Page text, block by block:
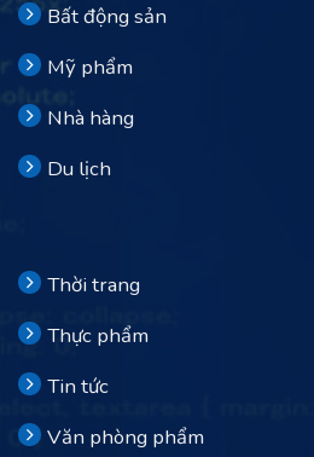
Bất động sản
Mỹ phẩm
Nhà hàng
Du lịch
Thời trang
Thực phẩm
Tin tức
Văn phòng phẩm